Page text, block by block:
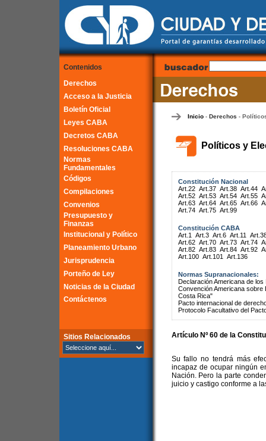
Contenidos
Derechos
Acceso a la Justicia
Boletín Oficial
Leyes CABA
Decretos CABA
Resoluciones CABA
Normas
Fundamentales
Códigos
Compilaciones
Convenios
Presupuesto y
Finanzas
Institucional y Político
Planeamiento Urbano
Jurisprudencia
Porteño de Ley
Noticias de la Ciudad
Contáctenos
Sitios Relacionados
Inicio- Derechos -
Políticos y
Constitución Nacional
Art.22 Art.37 Art.38 Art.44
Art.52 Art.53 Art.54 Art.55
Art.63 Art.64 Art.65 Art.66
Art.74 Art.75 Art.99
Constitución CABA
Art.1
Art.3 Art.6 Art.11
Art.62 Art.70 Art.73 Art.74
Art.82 Art.83 Art.84 Art.92
Art.100 Art.101 Art.136
Normas Supranacionales:
Declaración Americana de
Convención Americana
Costa Rica"
Pacto internacional de
Protocolo Facultativo del
Artículo Nº 60 de la
Su fallo no tendrá más
incapaz de ocupar ningún
Nación. Pero la parte
juicio y castigo conforme a